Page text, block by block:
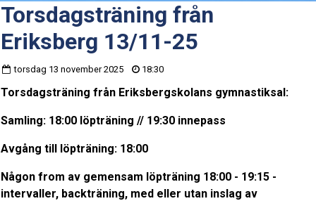
Torsdagsträning från
Eriksberg 13/11-25
torsdag 13 november 2025 18:30
Torsdagsträning från Eriksbergskolans gymnastiksal:
Samling: 18:00 löpträning // 19:30 innepass
Avgång till löpträning: 18:00
Någon from av gemensam löpträning 18:00 - 19:15 -
intervaller, backträning, med eller utan inslag av